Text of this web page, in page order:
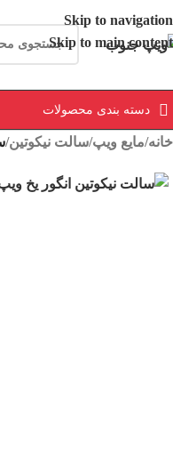
Skip to navigation
Skip to main content
دسته بندی محصولات
خانه/مایع ویپ/سالت نیکوتین/